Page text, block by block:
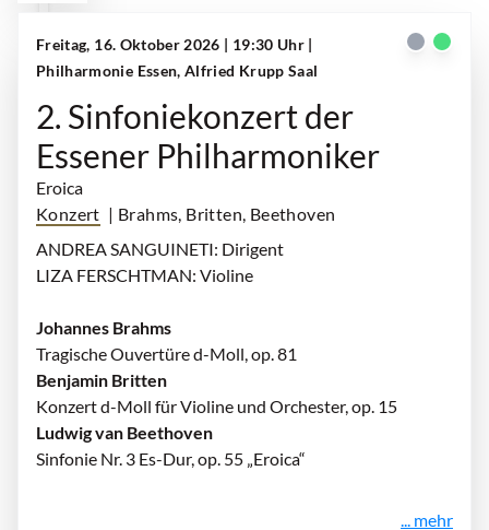
Freitag, 16. Oktober 2026 | 19:30 Uhr |
Philharmonie Essen, Alfried Krupp Saal
2. Sinfoniekonzert der
Essener Philharmoniker
Eroica
Konzert | Brahms, Britten, Beethoven
ANDREA SANGUINETI: Dirigent
LIZA FERSCHTMAN: Violine
Johannes Brahms
Tragische Ouvertüre d-Moll, op. 81
Benjamin Britten
Konzert d-Moll für Violine und Orchester, op. 15
Ludwig van Beethoven
Sinfonie Nr. 3 Es-Dur, op. 55 „Eroica“
... mehr